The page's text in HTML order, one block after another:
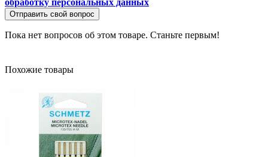
обработку персональных данных
Отправить свой вопрос
Пока нет вопросов об этом товаре. Станьте первым!
Похожие товары